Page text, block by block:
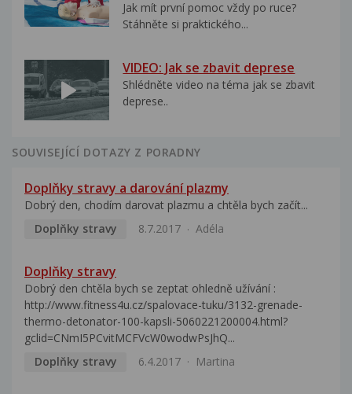
Jak mít první pomoc vždy po ruce?
Stáhněte si praktického...
VIDEO: Jak se zbavit deprese
Shlédněte video na téma jak se zbavit
deprese..
SOUVISEJÍCÍ DOTAZY Z PORADNY
Doplňky stravy a darování plazmy
Dobrý den, chodím darovat plazmu a chtěla bych začít...
Doplňky stravy
8.7.2017 Adéla
Doplňky stravy
Dobrý den chtěla bych se zeptat ohledně užívání :
http://www.fitness4u.cz/spalovace-tuku/3132-grenade-
thermo-detonator-100-kapsli-5060221200004.html?
gclid=CNmI5PCvitMCFVcW0wodwPsJhQ...
Doplňky stravy
6.4.2017 Martina